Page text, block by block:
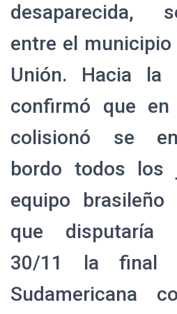
desaparecida,
entre el municipio
Unión. Hacia la
confirmó que
colisionó se
bordo todos los
equipo brasileño
que disputaría
30/11 la final
Sudamericana